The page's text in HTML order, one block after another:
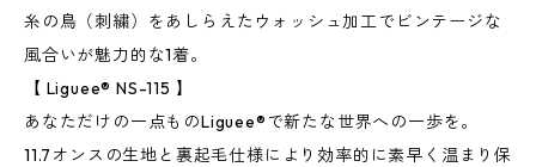
糸の鳥（刺繍）をあしらえたウォッシュ加工でビンテージな
風合いが魅力的な1着。
【 Liguee®️ NS-115 】
あなただけの一点ものLiguee®️で新たな世界への一歩を。
11.7オンスの生地と裏起毛仕様により効率的に素早く温まり保